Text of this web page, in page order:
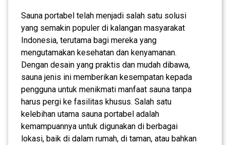
Sauna portabel telah menjadi salah satu solusi
yang semakin populer di kalangan masyarakat
Indonesia, terutama bagi mereka yang
mengutamakan kesehatan dan kenyamanan.
Dengan desain yang praktis dan mudah dibawa,
sauna jenis ini memberikan kesempatan kepada
pengguna untuk menikmati manfaat sauna tanpa
harus pergi ke fasilitas khusus. Salah satu
kelebihan utama sauna portabel adalah
kemampuannya untuk digunakan di berbagai
lokasi, baik di dalam rumah, di taman, atau bahkan